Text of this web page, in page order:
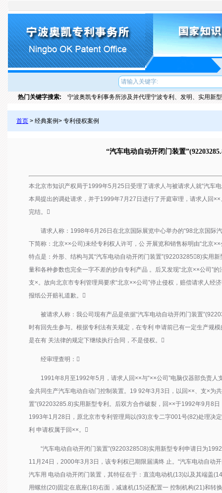
热门关键字搜索: 宁波奥凯专利事务所涉及并代理宁波专利、发明、实用新
首页 > 经典案例> 专利侵权案例
“汽车电动自动开闭门装置
本北京市知识产权局于1999年5月25日受理了请求人与被请求人就“汽车
本局提出的调处请求，并于1999年7月27日进行了开庭审理，请求人回
完结。
请求人称：1998年6月26日在北京国际展览中心举办的“98北京国际汽
下简称：北京××公司)未经专利权人许可，公 开展览和销售标明由“北京
特点是：外形、结构与其“汽车电动自动开闭门装置”(922032858)实用
量和各种参数也完全一字不差的抄自专利产品 。后又发现“北京××公司”
支×。故向北京市专利管理局要求“北京××公司”停止侵权，赔偿请求人经
报纸公开赔礼道歉。
被请求人称：我公司现有产品是依据“汽车电动自动开闭门装置
时有回先生参与。根据专利法有关规定，在专利 申请前已有一定生产规
是在有 关法律的规定下继续执行合同，不是侵权。
经审理查明：
1991年8月至1992年5月，请求人回××与“××公司”电脑仪器部负责人
金共同生产汽车电动自动门控制装置。19 92年3月3日，以回××、支×为
置”(92203285.8)实用新型专利。后双方合作破裂，回××于1992年9月8
1993年1月28日，原北京市专利管理局以(93)京专二字001号(82)处理决
利 申请权属于回××。
“汽车电动自动开闭门装置”(922032858)实用新型专利申请日为
11月24日，2000年3月3日，该专利权已期限届满终 止。“汽车电动自动
汽车用 电动自动开闭门装置，其特征在于：直流电动机(13)以及其端盖
用螺丝(20)固定在底座(18)右面，减速机(15)还配置一 控制机构(21)和转